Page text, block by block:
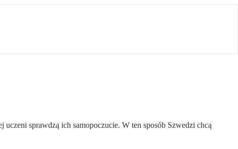
sprawdzą ich samopoczucie. W ten sposób Szwedzi chcą